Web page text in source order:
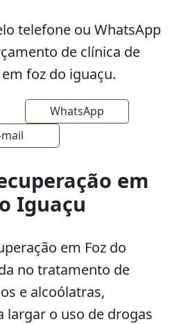
telefone ou WhatsApp
de clínica de
foz do iguaçu.
WhatsApp
mail
em
Iguaçu
em Foz do
no tratamento de
e alcoólatras,
largar o uso de drogas